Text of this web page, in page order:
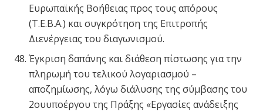
Ευρωπαϊκής Βοήθειας προς τους απόρους
(Τ.Ε.Β.Α.) και συγκρότηση της Επιτροπής
Διενέργειας του διαγωνισμού.
Έγκριση δαπάνης και διάθεση πίστωσης για την
πληρωμή του τελικού λογαριασμού –
αποζημίωσης, λόγω διάλυσης της σύμβασης του
2ουυποέργου της Πράξης «Εργασίες ανάδειξης